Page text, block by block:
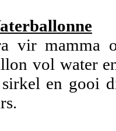
vir mamma
vol water
en gooi